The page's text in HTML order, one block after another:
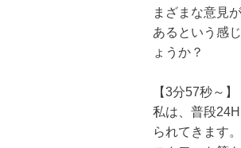
まざまな意見
あるという感
ょうか？
【3分57秒～】
私は、普段
られてきます